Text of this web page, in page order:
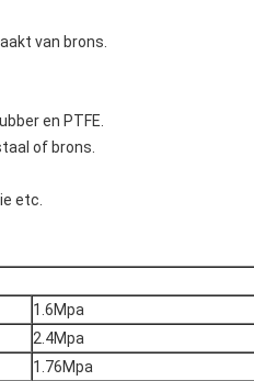
van brons.
en PTFE.
of brons.
etc.
1.6Mpa
2.4Mpa
1.76Mpa